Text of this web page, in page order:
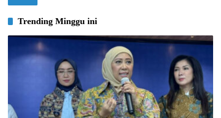
Trending Minggu ini